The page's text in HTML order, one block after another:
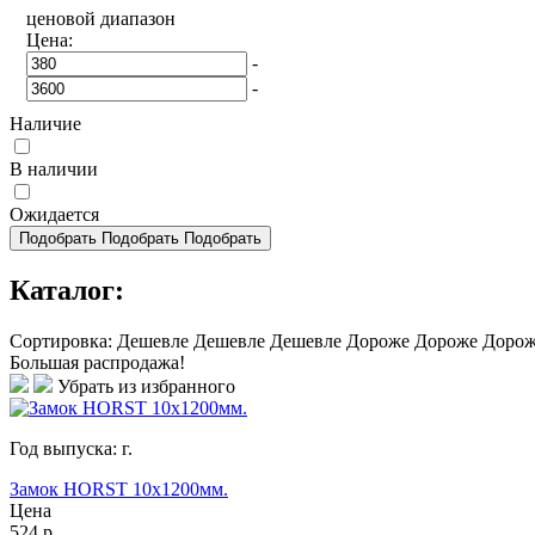
ценовой диапазон
Цена:
-
-
Наличие
В наличии
Ожидается
Подобрать Подобрать Подобрать
Каталог:
Сортировка: Дешевле Дешевле Дешевле Дороже Дороже
Большая распродажа!
Убрать из избранного
Год выпуска: г.
Замок HORST 10x1200мм.
Цена